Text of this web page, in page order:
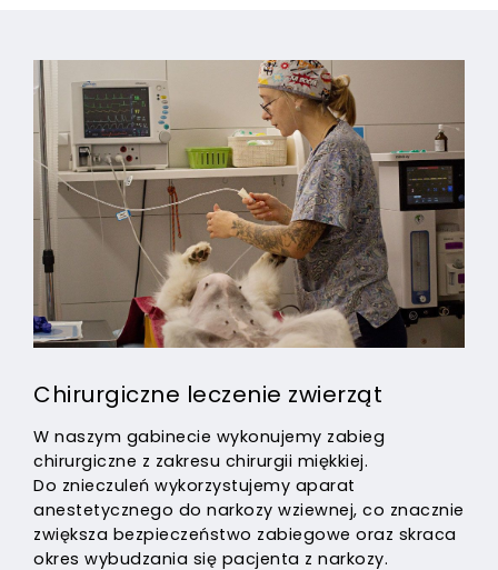
Chirurgiczne leczenie zwierząt
W naszym gabinecie wykonujemy zabieg
chirurgiczne z zakresu chirurgii miękkiej.
Do znieczuleń wykorzystujemy aparat
anestetycznego do narkozy wziewnej, co znacznie
zwiększa bezpieczeństwo zabiegowe oraz skraca
okres wybudzania się pacjenta z narkozy.